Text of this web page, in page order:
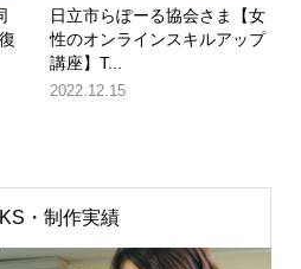
日立市らぽーる協会さま【女
性のオンラインスキルアップ
講座】T...
2022.12.15
・制作実績
制作実績